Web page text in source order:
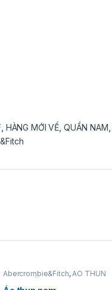
HÀNG MỚI VỀ QUẦN NAM
Abercrombie&Fitch, ÁO THUN
THỜI TRANG NAM